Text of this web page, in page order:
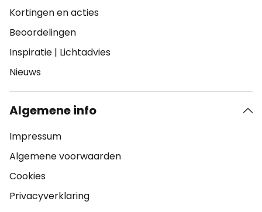
Kortingen en acties
Beoordelingen
Inspiratie | Lichtadvies
Nieuws
Algemene info
Impressum
Algemene voorwaarden
Cookies
Privacyverklaring